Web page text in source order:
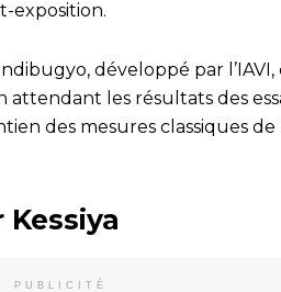
exposition.
développé par
les résultats des
des mesures classiques
PUBLICITÉ